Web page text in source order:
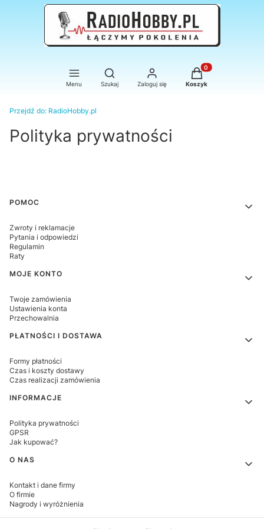
Menu
Otwórz wyszukiwarkę
Szukaj Zaloguj się
Produkty w
Koszyk
Przejdź do: RadioHobby.pl
Polityka prywatności
Linki w stopce
POMOC
Zwroty i reklamacje
Pytania i odpowiedzi
Regulamin
Raty
MOJE KONTO
Twoje zamówienia
Ustawienia konta
Przechowalnia
PŁATNOŚCI I DOSTAWA
Formy płatności
Czas i koszty dostawy
Czas realizacji zamówienia
INFORMACJE
Polityka prywatności
GPSR
Jak kupować?
O NAS
Kontakt i dane firmy
O firmie
Nagrody i wyróżnienia